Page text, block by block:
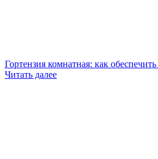
Гортензия комнатная: как
Читать далее